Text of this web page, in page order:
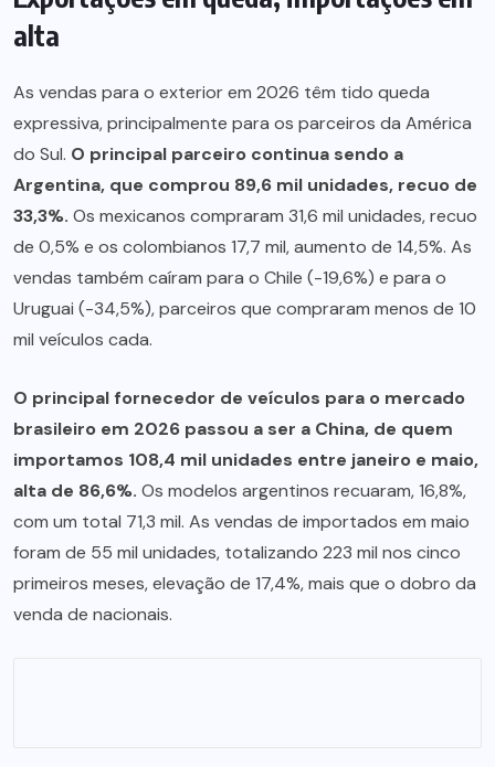
alta
As vendas para o exterior em 2026 têm tido queda
expressiva, principalmente para os parceiros da América
do Sul. O principal parceiro continua sendo a
Argentina, que comprou 89,6 mil unidades, recuo de
33,3%. Os mexicanos compraram 31,6 mil unidades, recuo
de 0,5% e os colombianos 17,7 mil, aumento de 14,5%. As
vendas também caíram para o Chile (-19,6%) e para o
Uruguai (-34,5%), parceiros que compraram menos de 10
mil veículos cada.
O principal fornecedor de veículos para o mercado
brasileiro em 2026 passou a ser a China, de quem
importamos 108,4 mil unidades entre janeiro e maio,
alta de 86,6%. Os modelos argentinos recuaram, 16,8%,
com um total 71,3 mil. As vendas de importados em maio
foram de 55 mil unidades, totalizando 223 mil nos cinco
primeiros meses, elevação de 17,4%, mais que o dobro da
venda de nacionais.